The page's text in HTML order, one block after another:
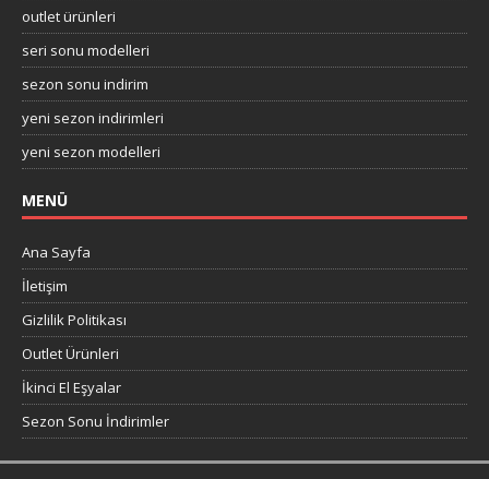
outlet ürünleri
seri sonu modelleri
sezon sonu indirim
yeni sezon indirimleri
yeni sezon modelleri
MENÜ
Ana Sayfa
İletişim
Gizlilik Politikası
Outlet Ürünleri
İkinci El Eşyalar
Sezon Sonu İndirimler